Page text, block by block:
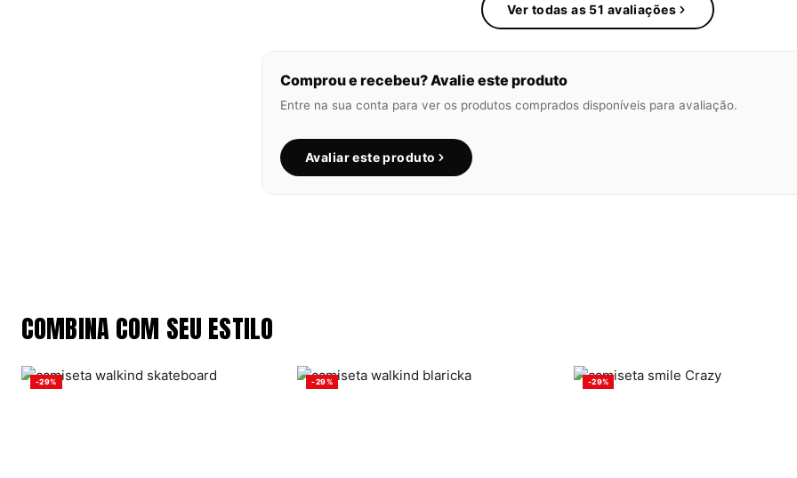
Ver todas as 51 avaliações
Comprou e recebeu? Avalie este produto
Entre na sua conta para ver os produtos comprados disponíveis para avaliação.
Avaliar este produto
COMBINA COM SEU ESTILO
-29% -29% -29%